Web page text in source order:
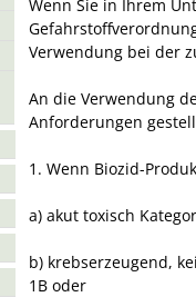
Wenn Sie in Ihrem
Verwendung bei der
An die Verwendung
Anforderungen
1. Wenn Biozid-
a) akut toxisch
b) krebserzeugend,
1B oder